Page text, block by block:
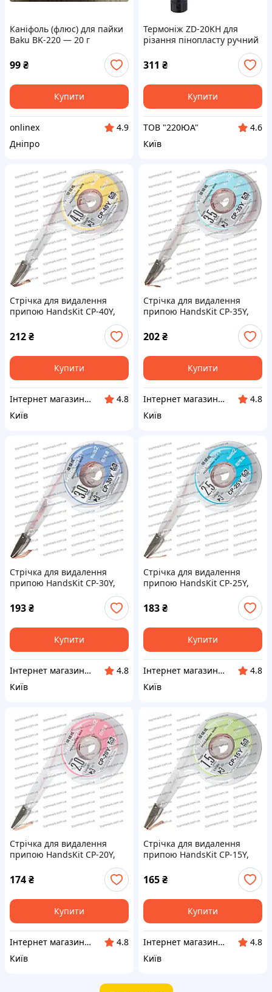
Каніфоль (флюс) для пайки
Baku BK-220 — 20 г
99₴
Купити
onlinex
4.9
Дніпро
Термоніж ZD-20KH для
різання пінопласту ручний
311 ₴
Купити
ТОВ "220ЮА"
4.6
Київ
Стрічка для видалення
припою HandsKit CP-40Y,
4.0мм, диспенсер 3метрів
212₴
Купити
Інтернет магазин "Tcommark"
4.8
Київ
Стрічка для видалення
припою HandsKit CP-35Y,
3.5мм, диспенсер 3метрів
202₴
Купити
Інтернет магазин "Tcommark"
4.8
Київ
Стрічка для видалення
припою HandsKit CP-30Y,
3.0мм, диспенсер 3метрів
193₴
Купити
Інтернет магазин "Tcommark"
4.8
Київ
Стрічка для видалення
припою HandsKit CP-25Y,
2.5мм, диспенсер 3метрів
183₴
Купити
Інтернет магазин "Tcommark"
4.8
Київ
Стрічка для видалення
припою HandsKit CP-20Y,
2.0мм, диспенсер 3метрів
174₴
Купити
Інтернет магазин "Tcommark"
4.8
Київ
Стрічка для видалення
припою HandsKit CP-15Y,
1.5мм, диспенсер 3метрів
165₴
Купити
Інтернет магазин "Tcommark"
4.8
Київ